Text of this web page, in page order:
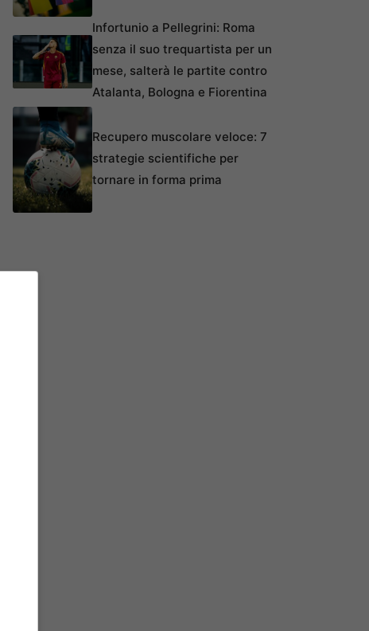
Infortunio a Pellegrini: Roma
senza il suo trequartista per un
mese, salterà le partite contro
Atalanta, Bologna e Fiorentina
Recupero muscolare veloce: 7
strategie scientifiche per
tornare in forma prima